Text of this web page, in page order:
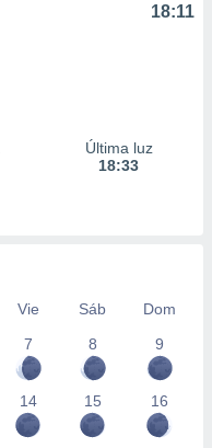
18:11
Última luz
18:33
Vie Sáb
Dom
7
8 9
14 15 16